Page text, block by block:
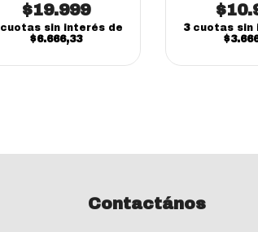
Importado
$19.999
cuotas sin interés de
$6.666,33
3 cuotas sin
Contactános